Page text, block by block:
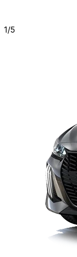
1/5